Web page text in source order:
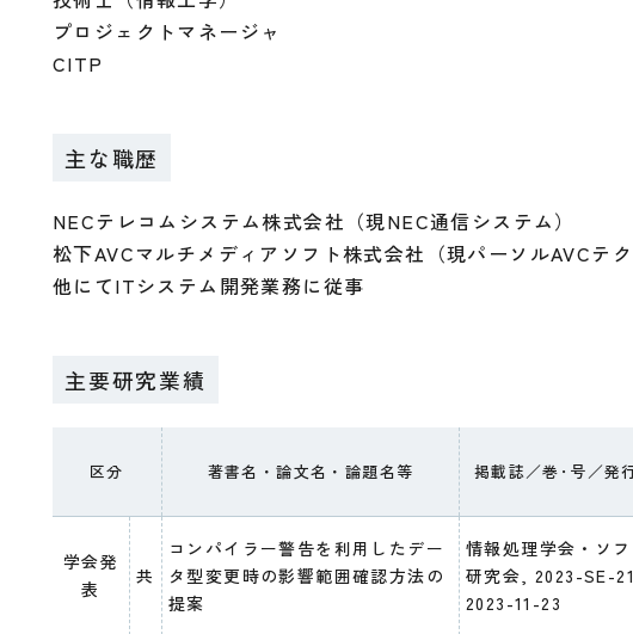
プロジェクトマネージャ
CITP
主な職歴
NECテレコムシステム株式会社（現NEC通信システム）
松下AVCマルチメディアソフト株式会社（現パーソルAVCテク
他にてITシステム開発業務に従事
主要研究業績
区分 著書名・論文名・論題名等 掲載誌／巻･号／発
学会発
表
共
コンパイラー警告を利用したデー
タ型変更時の影響範囲確認方法の
提案
情報処理学会・ソ
研究会, 2023-SE-
2023-11-23